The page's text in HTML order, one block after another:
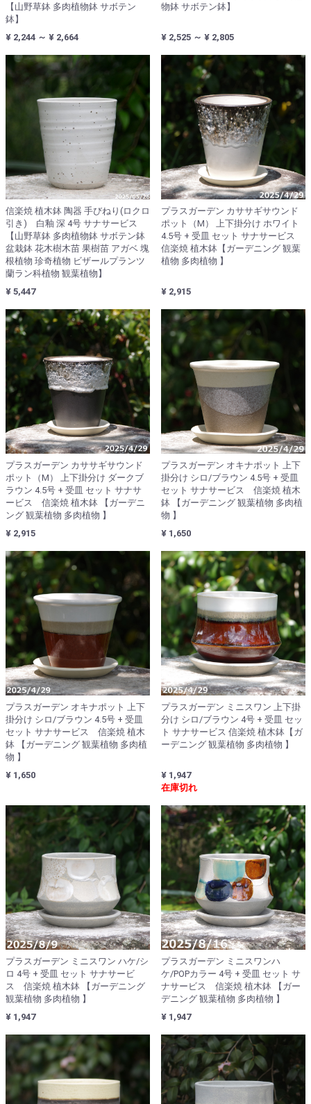
【山野草鉢 多肉植物鉢 サボテン
鉢】
¥ 2,244 ～ ¥ 2,664
物鉢 サボテン鉢】
¥ 2,525 ～ ¥ 2,805
信楽焼 植木鉢 陶器 手びねり(ロクロ
引き) 白釉 深 4号 サナサービス
【山野草鉢 多肉植物鉢 サボテン鉢
盆栽鉢 花木樹木苗 果樹苗 アガベ 塊
根植物 珍奇植物 ビザールプランツ
蘭ラン科植物 観葉植物】
¥ 5,447
プラスガーデン カササギサウンド
ポット（M） 上下掛分け ホワイト
4.5号 + 受皿 セット サナサービス
信楽焼 植木鉢【ガーデニング 観葉
植物 多肉植物 】
¥ 2,915
プラスガーデン カササギサウンド
ポット（M） 上下掛分け ダークブ
ラウン 4.5号 + 受皿 セット サナサ
ービス 信楽焼 植木鉢 【ガーデニ
ング 観葉植物 多肉植物 】
¥ 2,915
プラスガーデン オキナポット 上下
掛分け シロ/ブラウン 4.5号 + 受皿
セット サナサービス 信楽焼 植木
鉢 【ガーデニング 観葉植物 多肉植
物 】
¥ 1,650
プラスガーデン オキナポット 上下
掛分け シロ/ブラウン 4.5号 + 受皿
セット サナサービス 信楽焼 植木
鉢 【ガーデニング 観葉植物 多肉植
物 】
¥ 1,650
プラスガーデン ミニスワン 上下掛
分け シロ/ブラウン 4号 + 受皿 セッ
ト サナサービス 信楽焼 植木鉢【ガ
ーデニング 観葉植物 多肉植物 】
¥ 1,947
在庫切れ
プラスガーデン ミニスワン ハケ/シ
ロ 4号 + 受皿 セット サナサービ
ス 信楽焼 植木鉢 【ガーデニング
観葉植物 多肉植物 】
¥ 1,947
プラスガーデン ミニスワンハ
ケ/POPカラー 4号 + 受皿 セット サ
ナサービス 信楽焼 植木鉢 【ガー
デニング 観葉植物 多肉植物 】
¥ 1,947